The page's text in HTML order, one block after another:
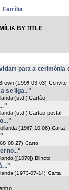
Família
BY TITLE
para a cerimônia
(1999-03-03) Convite
se liga..."
(s.d. ) Cartão
(s.d. ) Cartão-postal
(1967-10-08) Carta
08-27) Carta
([1970]) Bilhete
(1973-07-14) Carta